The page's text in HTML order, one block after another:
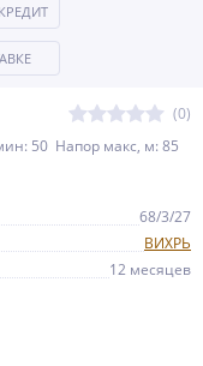
(0)
50 Напор макс, м: 85
68/3/27
ВИХРЬ
12 месяцев